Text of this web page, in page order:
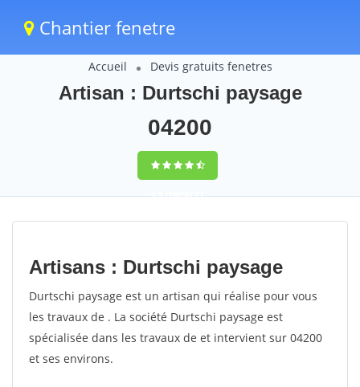
Chantier fenetre
Accueil Devis gratuits fenetres
Artisan : Durtschi paysage
04200
9,5(100%)71
votes
Artisans : Durtschi paysage
Durtschi paysage est un artisan qui réalise pour vous
les travaux de . La société Durtschi paysage est
spécialisée dans les travaux de et intervient sur 04200
et ses environs.